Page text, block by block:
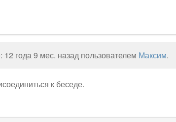
года 9 мес. назад пользователем Максим.
к беседе.